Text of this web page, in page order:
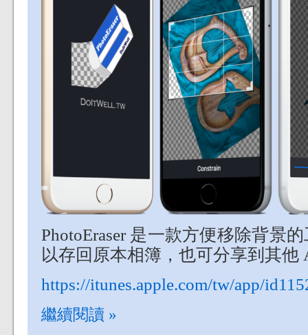
PhotoEraser 是一款方便移除背景
以存回原本相簿，也可分享到其他
https://itunes.apple.com/tw/app/
繼續閱讀 »